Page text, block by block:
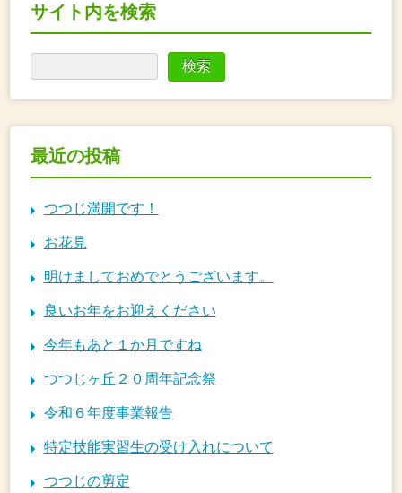
サイト内を検索
最近の投稿
つつじ満開です！
お花見
明けましておめでとうございます。
良いお年をお迎えください
今年もあと１か月ですね
つつじヶ丘２０周年記念祭
令和６年度事業報告
特定技能実習生の受け入れについて
つつじの剪定